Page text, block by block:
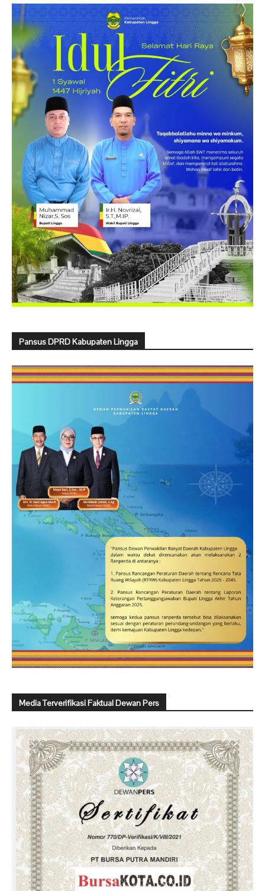
Pansus DPRD Kabupaten Lingga
Media Terverifikasi Faktual Dewan Pers